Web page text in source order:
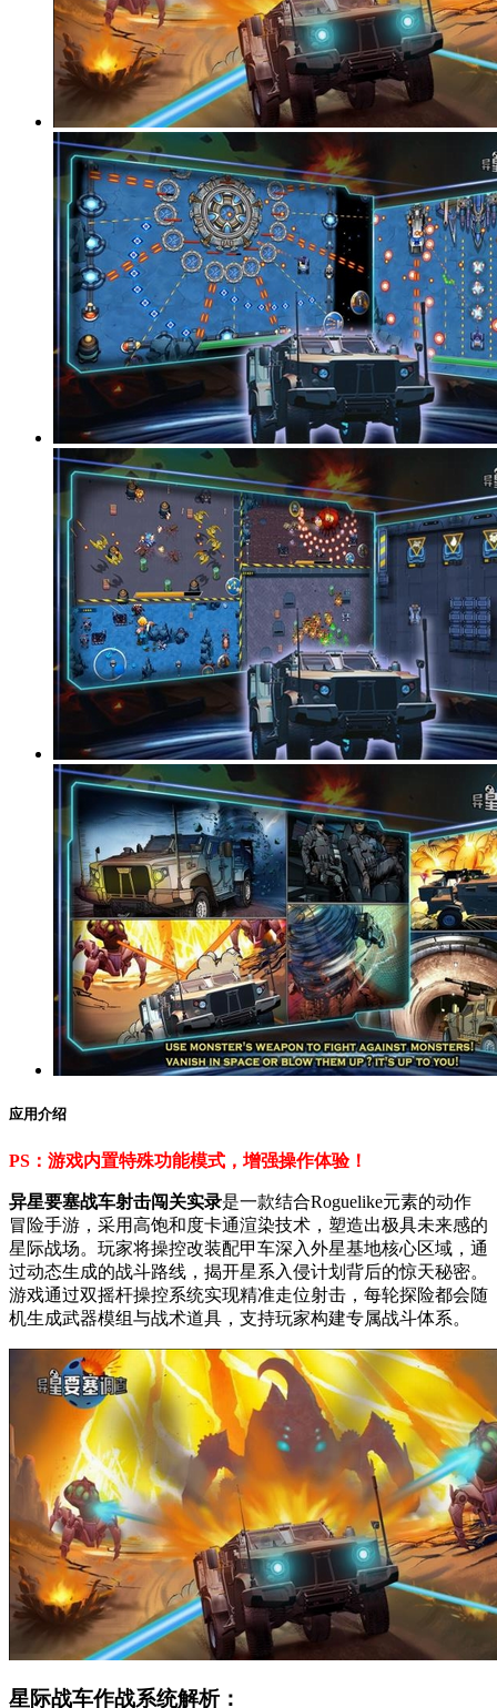
应用介绍
PS：游戏内置特殊功能模式，增强操作体验！
异星要塞战车射击闯关实录是一款结合Roguelike元素的动作
冒险手游，采用高饱和度卡通渲染技术，塑造出极具未来感的
星际战场。玩家将操控改装配甲车深入外星基地核心区域，通
过动态生成的战斗路线，揭开星系入侵计划背后的惊天秘密。
游戏通过双摇杆操控系统实现精准走位射击，每轮探险都会随
机生成武器模组与战术道具，支持玩家构建专属战斗体系。
星际战车作战系统解析：